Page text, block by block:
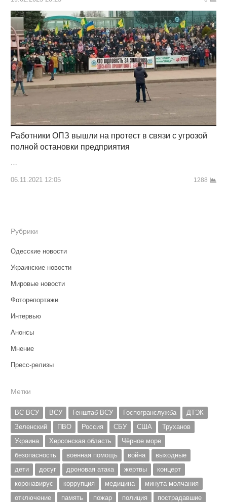
Работники ОПЗ вышли на протест в связи с угрозой
полной остановки предприятия
…
06.11.2021 12:05 1288
Рубрики
Одесские новости
Украинские новости
Мировые новости
Фоторепортажи
Интервью
Анонсы
Мнение
Пресс-релизы
Метки
ВС ВСУ ВСУ Генштаб ВСУ Госпогранслужба
ДТЭК
Зеленский
ПВО Россия СБУ США
Труханов
Украина
Херсонская область
Чёрное море
безопасность
военная помощь война
выходные
дети
досуг дроновая атака жертвы
концерт
коронавирус
коррупция медицина
минута молчания
отключение
память пожар полиция
пострадавшие